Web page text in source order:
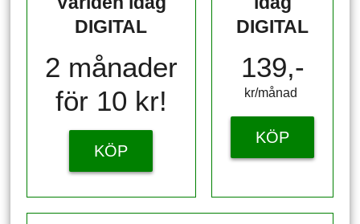
DIGITAL
2 månader
för 10 kr!
KÖP
DIGITAL
139,-
kr/månad ​​​​​​
KÖP